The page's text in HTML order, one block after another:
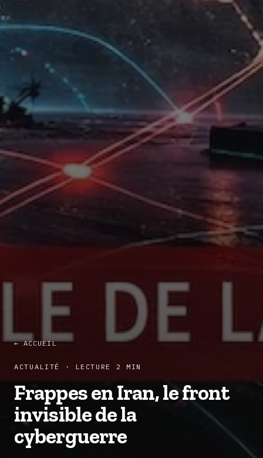
← ACCUEIL
ACTUALITÉ · LECTURE 2 MIN
Frappes en Iran, le front
invisible de la
cyberguerre